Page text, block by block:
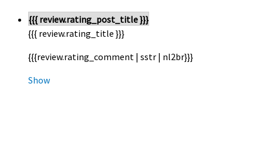
{{{ review.rating_post_title }}}
{{{ review.rating_title }}}
{{{review.rating_comment | sstr | nl2br}}}
Show